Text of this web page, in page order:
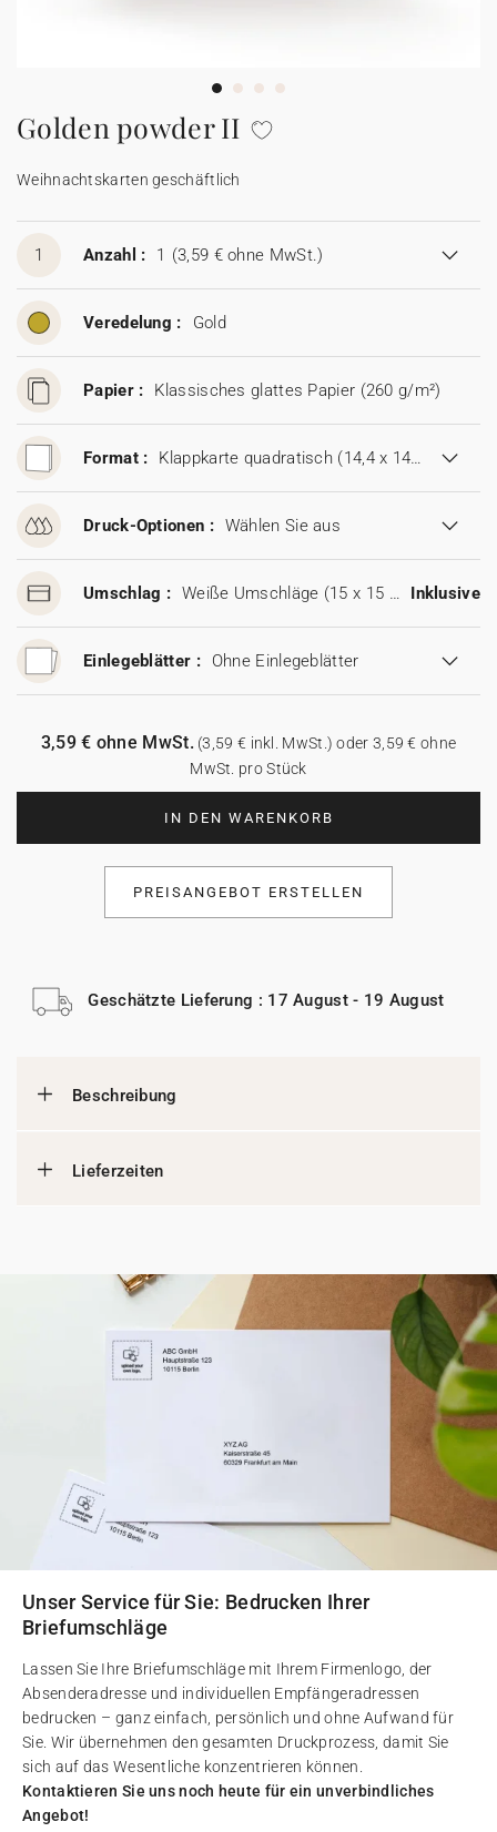
Aufkleber
Golden powder II
Weihnachtskarten geschäftlich
1 Anzahl : 1 (3,59 € ohne MwSt.)
Veredelung : Gold
Papier : Klassisches glattes Papier (260 g/m²)
Format : Klappkarte quadratisch (14,4 x 14,4 cm)
Druck-Optionen : Wählen Sie aus
Umschlag : Weiße Umschläge (15 x 15 cm) Inklusive
Einlegeblätter : Ohne Einlegeblätter
IN DEN WARENKORB
3,59 € ohne MwSt.(3,59 € inkl. MwSt.) oder 3,59 € ohne
MwSt. pro Stück
PREISANGEBOT ERSTELLEN
Geschätzte Lieferung : 17 August - 19 August
Beschreibung
Lieferzeiten
Unser Service für Sie: Bedrucken Ihrer
Briefumschläge
Lassen Sie Ihre Briefumschläge mit Ihrem Firmenlogo, der
Absenderadresse und individuellen Empfängeradressen
bedrucken – ganz einfach, persönlich und ohne Aufwand für
Sie. Wir übernehmen den gesamten Druckprozess, damit Sie
sich auf das Wesentliche konzentrieren können.
Kontaktieren Sie uns noch heute für ein unverbindliches
Angebot!